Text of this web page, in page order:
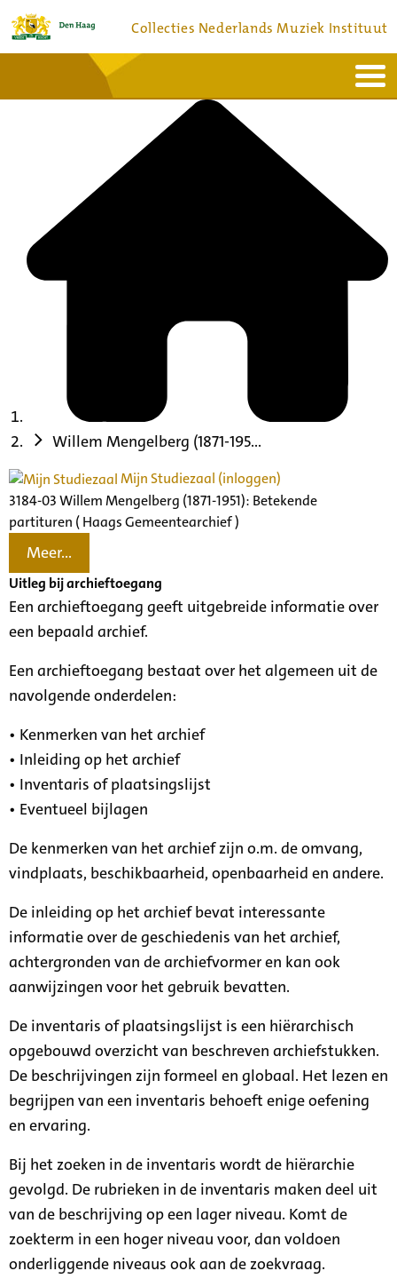
Collecties Nederlands Muziek Instituut
Bronnen en collecties
Willem Mengelberg (1871-195...
Mijn Studiezaal (inloggen)
3184-03 Willem Mengelberg (1871-1951): Betekende
partituren ( Haags Gemeentearchief )
Meer...
Uitleg bij archieftoegang
Een archieftoegang geeft uitgebreide informatie over
een bepaald archief.
Een archieftoegang bestaat over het algemeen uit de
navolgende onderdelen:
• Kenmerken van het archief
• Inleiding op het archief
• Inventaris of plaatsingslijst
• Eventueel bijlagen
De kenmerken van het archief zijn o.m. de omvang,
vindplaats, beschikbaarheid, openbaarheid en andere.
De inleiding op het archief bevat interessante
informatie over de geschiedenis van het archief,
achtergronden van de archiefvormer en kan ook
aanwijzingen voor het gebruik bevatten.
De inventaris of plaatsingslijst is een hiërarchisch
opgebouwd overzicht van beschreven archiefstukken.
De beschrijvingen zijn formeel en globaal. Het lezen en
begrijpen van een inventaris behoeft enige oefening
en ervaring.
Bij het zoeken in de inventaris wordt de hiërarchie
gevolgd. De rubrieken in de inventaris maken deel uit
van de beschrijving op een lager niveau. Komt de
zoekterm in een hoger niveau voor, dan voldoen
onderliggende niveaus ook aan de zoekvraag.